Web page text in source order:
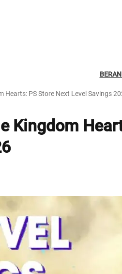
Hearts: PS Store Next Level Savings
Kingdom